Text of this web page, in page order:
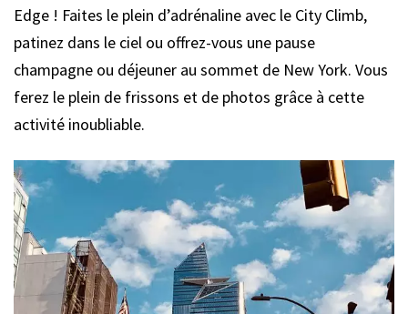
Edge ! Faites le plein d’adrénaline avec le City Climb,
patinez dans le ciel ou offrez-vous une pause
champagne ou déjeuner au sommet de New York. Vous
ferez le plein de frissons et de photos grâce à cette
activité inoubliable.